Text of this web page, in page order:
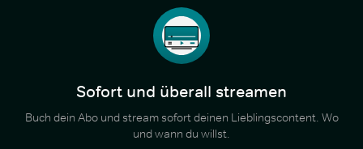
Sofort und überall streamen
Buch dein Abo und stream sofort deinen Lieblingscontent. Wo
und wann du willst.